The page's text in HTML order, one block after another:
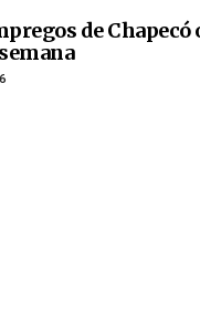
de Chapecó